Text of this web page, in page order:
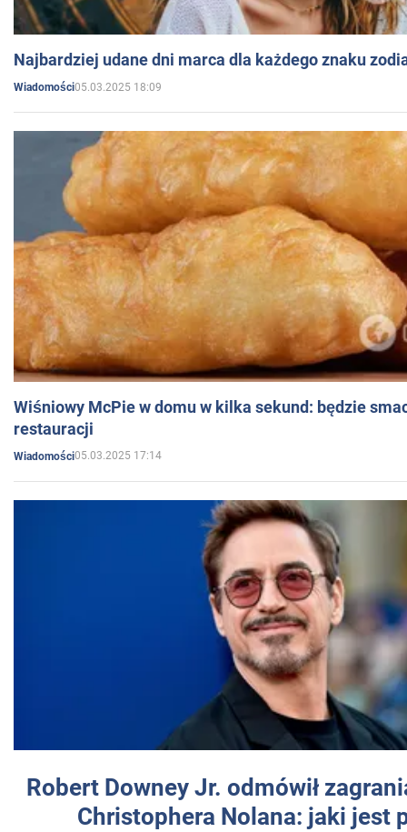
Najbardziej udane dni marca dla każdego znaku
Wiadomości05.03.2025 18:09
Wiśniowy McPie w domu w kilka sekund: będzie
restauracji
Wiadomości05.03.2025 17:14
Robert Downey Jr. odmówił
Christophera Nolana: jaki jest